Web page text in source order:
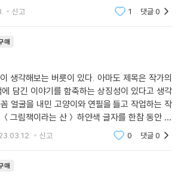
으로부터 홀가분해진다는 걸 알았다.
(64쪽)
고 그 안에서 만난 이야기를
든다.
순 작가의 『안녕하다』이후 두 번째 산문집이다.
들어보고 싶다는 생각이 들었습
만요.앞으로도 작가님의 좋은 글
신고 1 댓글0
매
생각해보는 버릇이 있다. 아마도 제목은 작가의
담긴 이야기를 함축하는 상징성이 있다고 생각
얼굴을 내민 고양이와 연필을 들고 작업하는 작
그림책이라는 산＞ 하얀색 글자를 한참 동안 바
옆에 '산'이라는 단어를 붙였을까? 그림책이라는
신고 0 댓글0
매